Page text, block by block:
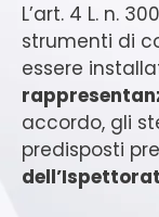
L’art. 4 L. n.
strumenti di
essere
accordo, gli
predisposti